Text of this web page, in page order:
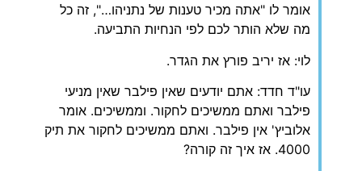
אומר לו "אתה מכיר טענות של נתניהו…", זה כל
מה שלא הותר לכם לפי הנחיות התביעה.
לוי: אז יריב פורץ את הגדר.
עו"ד חדד: אתם יודעים שאין פילבר שאין מניעי
פילבר ואתם ממשיכים לחקור. וממשיכים. אומר
אלוביץ' אין פילבר. ואתם ממשיכים לחקור את תיק
4000. אז איך זה קורה?